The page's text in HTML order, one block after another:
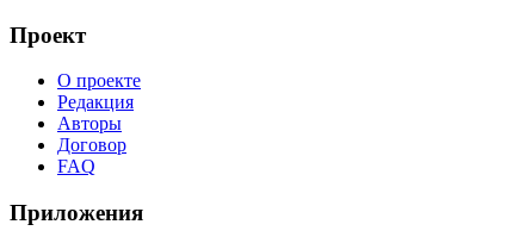
Проект
О проекте
Редакция
Авторы
Договор
FAQ
Приложения